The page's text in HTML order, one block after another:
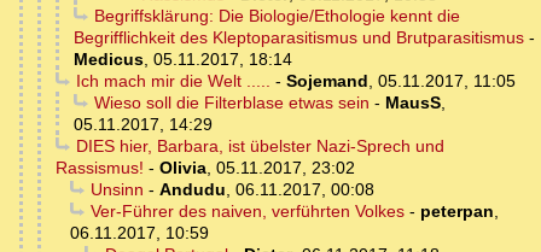
Begriffsklärung: Die Biologie/Ethologie kennt die
Begrifflichkeit des Kleptoparasitismus und Brutparasitismus -
Medicus, 05.11.2017, 18:14
Ich mach mir die Welt ..... - Sojemand, 05.11.2017, 11:05
Wieso soll die Filterblase etwas sein - MausS,
05.11.2017, 14:29
DIES hier, Barbara, ist übelster Nazi-Sprech und
Rassismus! - Olivia, 05.11.2017, 23:02
Unsinn - Andudu, 06.11.2017, 00:08
Ver-Führer des naiven, verführten Volkes- peterpan,
06.11.2017, 10:59